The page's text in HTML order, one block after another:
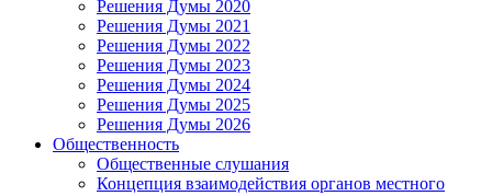
Решения Думы 2020
Решения Думы 2021
Решения Думы 2022
Решения Думы 2023
Решения Думы 2024
Решения Думы 2025
Решения Думы 2026
Общественность
Общественные слушания
Концепция взаимодействия органов местного